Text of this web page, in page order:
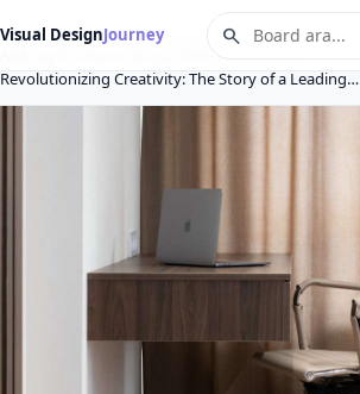
Visual DesignJourney search
Revolutionizing Creativity: The Story of a Leading…